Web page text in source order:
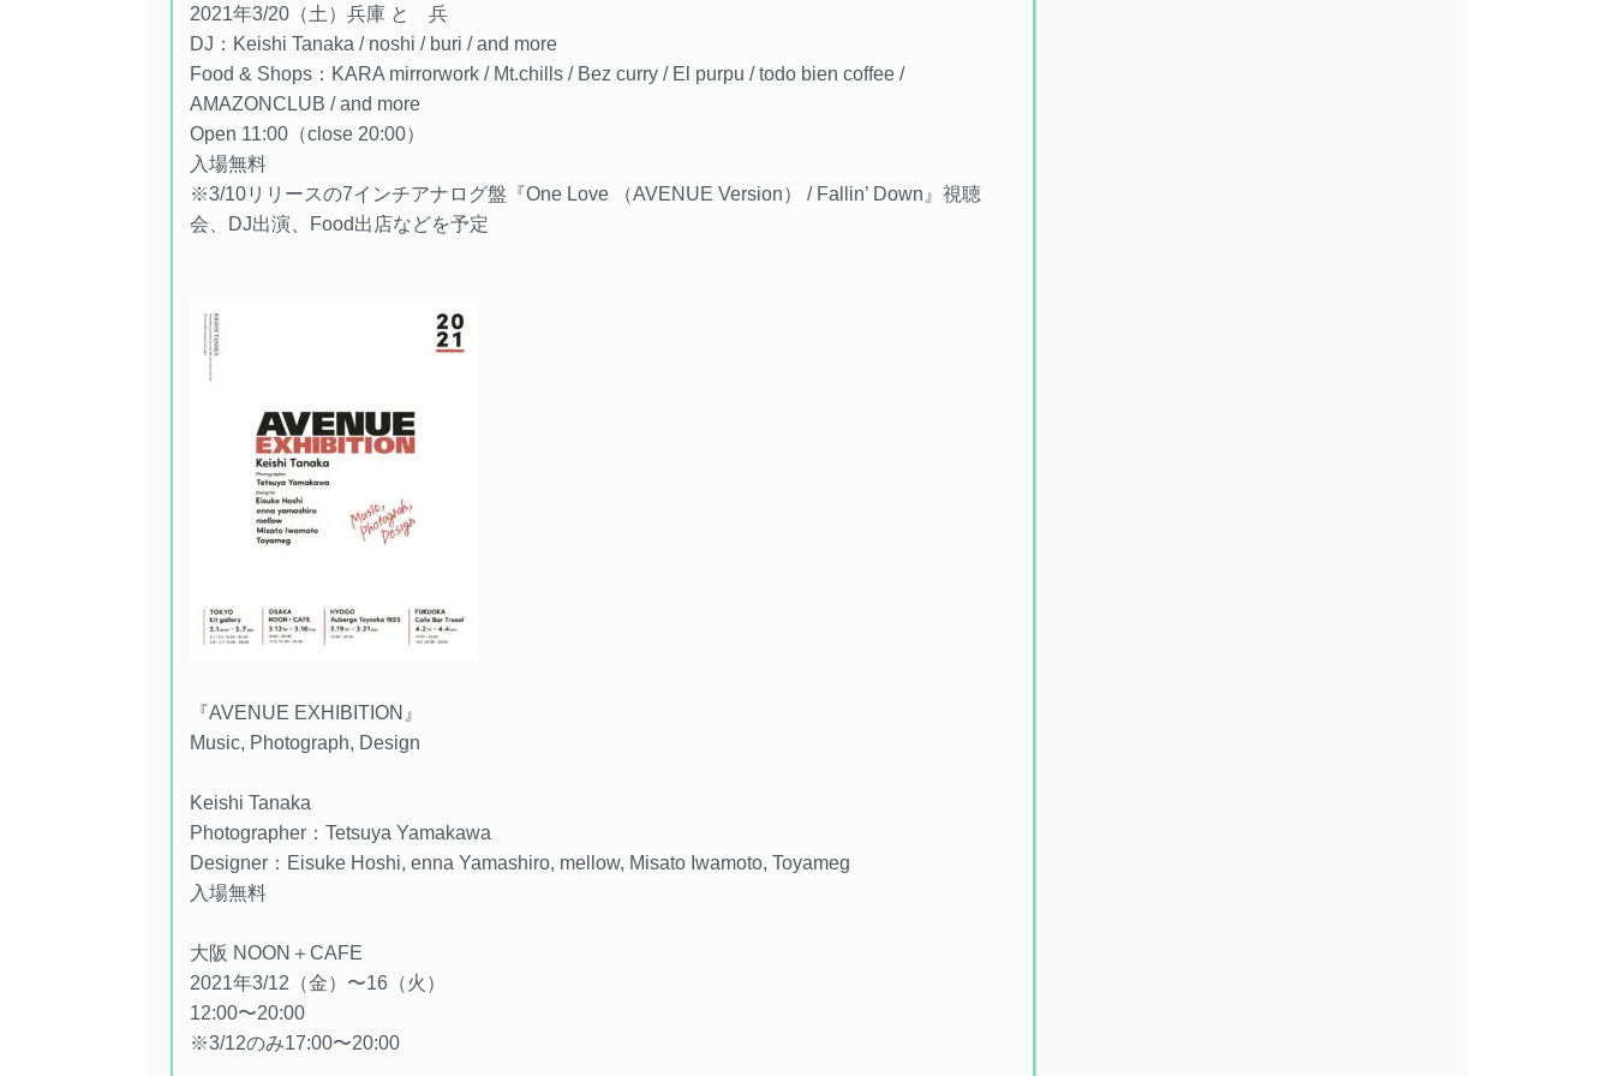
2021年3/20（土）兵庫 とゞ兵
DJ：Keishi Tanaka / noshi / buri / and more
Food & Shops：KARA mirrorwork / Mt.chills / Bez curry / El purpu / todo bien coffee /
AMAZONCLUB / and more
Open 11:00（close 20:00）
入場無料
※3/10リリースの7インチアナログ盤『One Love （AVENUE Version） / Fallin’ Down』視聴
会、DJ出演、Food出店などを予定
『AVENUE EXHIBITION』
Music, Photograph, Design
Keishi Tanaka
Photographer：Tetsuya Yamakawa
Designer：Eisuke Hoshi, enna Yamashiro, mellow, Misato Iwamoto, Toyameg
入場無料
大阪 NOON＋CAFE
2021年3/12（金）〜16（火）
12:00〜20:00
※3/12のみ17:00〜20:00